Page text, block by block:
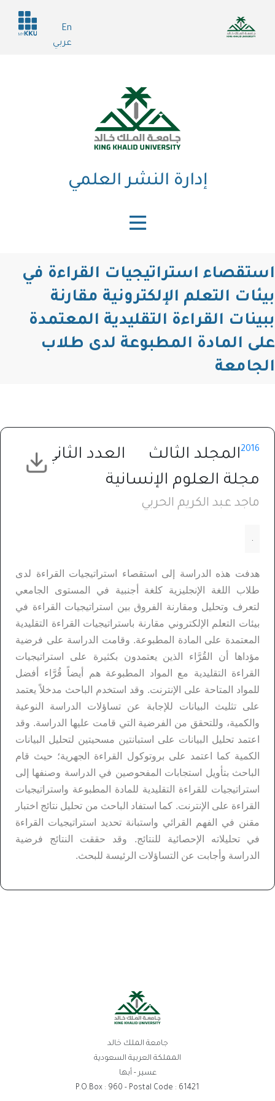
المحتوى
En
عربي
Header
services
إدارة النشر العلمي
استقصاء استراتيجيات القراءة في
بيئات التعلم الإلكترونية مقارنة
ببينات القراءة التقليدية المعتمدة
على المادة المطبوعة لدى طلاب
الجامعة
2016المجلد الثالث
العدد الثاني
مجلة العلوم الإنسانية
ماجد عبد الكريم الحربي
.
هدفت هذه الدراسة إلى استقصاء استراتيجيات القراءة لدى
طلاب اللغة الإنجليزية كلغة أجنبية في المستوى الجامعي
لتعرف وتحليل ومقارنة الفروق بين استراتيجيات القراءة في
بيئات التعلم الإلكتروني مقارنة باستراتيجيات القراءة التقليدية
المعتمدة على المادة المطبوعة. وقامت الدراسة على فرضية
مؤداها أن القُرَّاء الذين يعتمدون بكثيرة على استراتيجيات
القراءة التقليدية مع المواد المطبوعة هم أيضاً قُرَّاء أفضل
للمواد المتاحة على الإنترنت. وقد استخدم الباحث مدخلاً يعتمد
على تثليث البيانات للإجابة عن تساؤلات الدراسة النوعية
والكمية، وللتحقق من الفرضية التي قامت عليها الدراسة. وقد
اعتمد تحليل البيانات على استبانتين مسحيتين لتحليل البيانات
الكمية كما اعتمد على بروتوكول القراءة الجهرية؛ حيث قام
الباحث بتأويل استجابات المفحوصين في الدراسة وصنفها إلى
استراتيجيات للقراءة التقليدية للمادة المطبوعة واستراتيجيات
القراءة على الإنترنت. كما استفاد الباحث من تحليل نتائج اختبار
مقنن في الفهم القرائي واستبانة تحديد استراتيجيات القراءة
في تحليلاته الإحصائية للنتائج. وقد حققت النتائج فرضية
الدراسة وأجابت عن التساؤلات الرئيسة للبحث.
جامعة الملك خالد
المملكة العربية السعودية
عسير - أبها
P.O.Box : 960 - Postal Code : 61421